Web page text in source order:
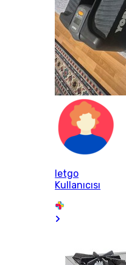
letgo
Kullanıcısı